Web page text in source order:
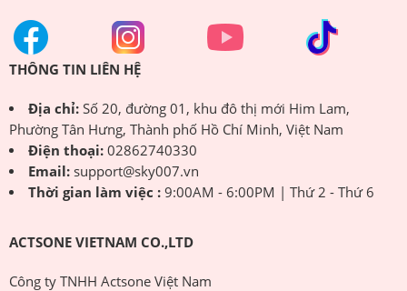
THÔNG TIN LIÊN HỆ
Địa chỉ:Số 20, đường 01, khu đô thị mới Him Lam,
Phường Tân Hưng, Thành phố Hồ Chí Minh, Việt Nam
Điện thoại:02862740330
Email:support@sky007.vn
Thời gian làm việc :9:00AM - 6:00PM | Thứ 2 - Thứ 6
ACTSONE VIETNAM CO.,LTD
Công ty TNHH Actsone Việt Nam